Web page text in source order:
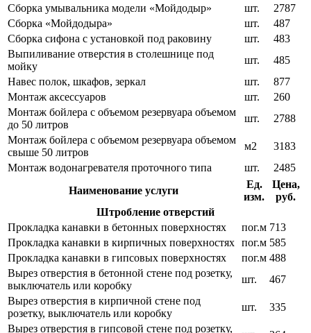
Сборка умывальника модели «Мойдодыр»
шт.
2787
Сборка «Мойдодыра»
шт.
487
Сборка сифона с установкой под раковину
шт.
483
Выпиливание отверстия в столешнице под
мойку
шт.
485
Навес полок, шкафов, зеркал
шт.
877
Монтаж аксессуаров
шт.
260
Монтаж бойлера с объемом резервуара объемом
до 50 литров
шт.
2788
Монтаж бойлера с объемом резервуара объемом
свыше 50 литров
м2
3183
Монтаж водонагревателя проточного типа
шт.
2485
Наименование услуги
Ед.
изм.
Цена,
руб.
Штробление отверстий
Прокладка канавки в бетонных поверхностях
пог.м 713
Прокладка канавки в кирпичных поверхностях пог.м 585
Прокладка канавки в гипсовых поверхностях
пог.м 488
Вырез отверстия в бетонной стене под розетку,
выключатель или коробку
шт.
467
Вырез отверстия в кирпичной стене под
розетку, выключатель или коробку
шт.
335
Вырез отверстия в гипсовой стене под розетку,